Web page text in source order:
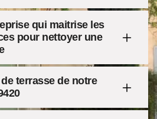
qui maitrise les
pour nettoyer une
terrasse de notre